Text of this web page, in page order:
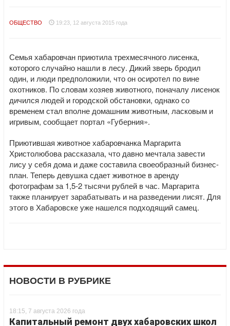
ОБЩЕСТВО 19:23, 12 августа 2015 года
Семья хабаровчан приютила трехмесячного лисенка,
которого случайно нашли в лесу. Дикий зверь бродил
один, и люди предположили, что он осиротел по вине
охотников. По словам хозяев животного, поначалу лисенок
дичился людей и городской обстановки, однако со
временем стал вполне домашним животным, ласковым и
игривым, сообщает портал «Губерния».
Приютившая животное хабаровчанка Маргарита
Христолюбова рассказала, что давно мечтала завести
лису у себя дома и даже составила своеобразный бизнес-
план. Теперь девушка сдает животное в аренду
фотографам за 1,5-2 тысячи рублей в час. Маргарита
также планирует зарабатывать и на разведении лисят. Для
этого в Хабаровске уже нашелся подходящий самец.
НОВОСТИ В РУБРИКЕ
18:15, 7 августа 2026 года
Капитальный ремонт двух хабаровских школ